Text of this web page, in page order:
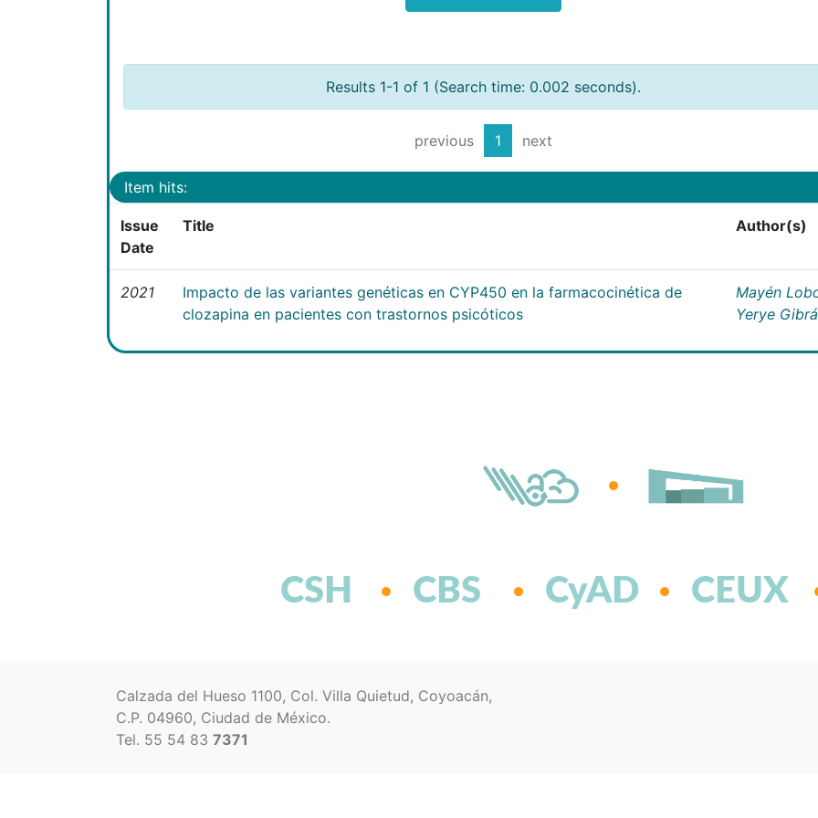
Results 1-1 of 1 (Search time: 0.002 seconds).
previous 1 next
Item hits:
Issue
Date
Title Author(s)
2021
Impacto de las variantes genéticas en CYP450 en la farmacocinética de
clozapina en pacientes con trastornos psicóticos
Mayén
Yerye
CSH CBS CyAD CEUX
Calzada del Hueso 1100, Col. Villa Quietud, Coyoacán,
C.P. 04960, Ciudad de México.
Tel. 55 54 83 7371